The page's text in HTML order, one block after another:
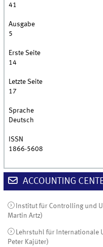
41
Ausgabe
5
Erste Seite
14
Letzte Seite
17
Sprache
Deutsch
ISSN
1866-5608
ACCOUNTING
Institut für Controlling und
Martin Artz)
Lehrstuhl für Internationale
Peter Kajüter)